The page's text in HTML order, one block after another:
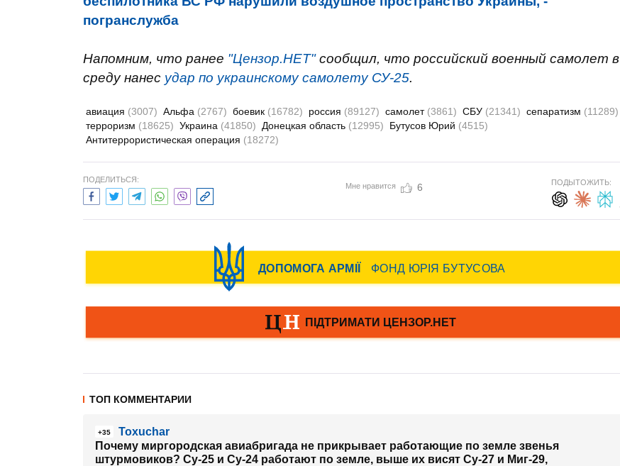
погранслужба
Напомним, что ранее "Цензор.НЕТ"сообщил, что российский военный самолет в
среду нанес удар по украинскому самолету СУ-25.
авиация (3007) Альфа (2767) боевик (16782) россия (89127) самолет (3861) СБУ (21341) сепаратизм (11289)
терроризм (18625) Украина (41850) Донецкая область (12995) Бутусов Юрий (4515)
Антитеррористическая операция (18272)
ПОДЕЛИТЬСЯ:
Мне нравится 6 ПОДЫТОЖИТЬ:
ТОП КОММЕНТАРИИ
+35
Toxuchar
Почему миргородская авиабригада не прикрывает работающие по земле звенья
штурмовиков? Су-25 и Су-24 работают по земле, выше их висят Су-27 и Миг-29,